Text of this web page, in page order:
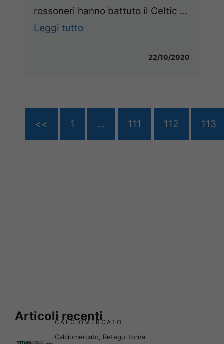
rossoneri hanno battuto il Celtic ...
Leggi tutto
22/10/2020
<< 1 … 111 112 113
Articoli recenti
CALCIOMERCATO
Calciomercato, Retegui torna